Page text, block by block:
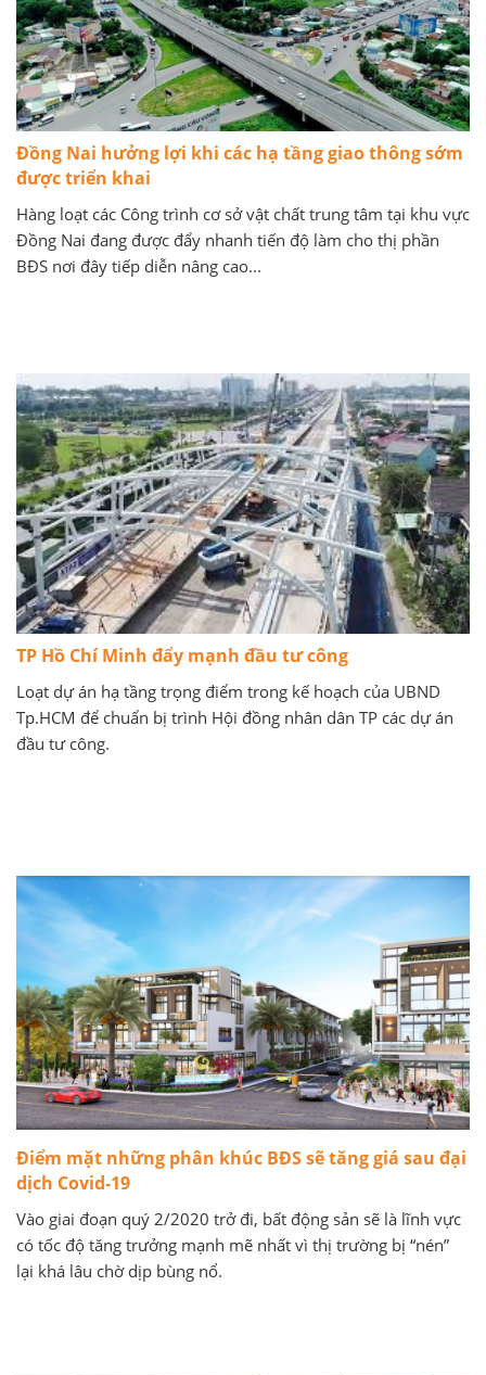
Đồng Nai hưởng lợi khi các hạ tầng giao thông sớm
được triển khai
Hàng loạt các Công trình cơ sở vật chất trung tâm tại khu vực
Đồng Nai đang được đẩy nhanh tiến độ làm cho thị phần
BĐS nơi đây tiếp diễn nâng cao...
TP Hồ Chí Minh đẩy mạnh đầu tư công
Loạt dự án hạ tầng trọng điểm trong kế hoạch của UBND
Tp.HCM để chuẩn bị trình Hội đồng nhân dân TP các dự án
đầu tư công.
Điểm mặt những phân khúc BĐS sẽ tăng giá sau đại
dịch Covid-19
Vào giai đoạn quý 2/2020 trở đi, bất động sản sẽ là lĩnh vực
có tốc độ tăng trưởng mạnh mẽ nhất vì thị trường bị “nén”
lại khá lâu chờ dịp bùng nổ.